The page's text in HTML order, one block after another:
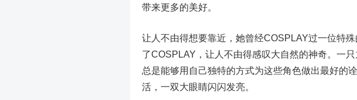
带来更多的美好。
让人不由得想要靠近，她曾经COSPLAY过一位特
了COSPLAY，让人不由得感叹大自然的神奇。一
总是能够用自己独特的方式为这些角色做出最好的
活，一双大眼睛闪闪发亮。